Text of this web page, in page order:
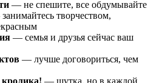
— не спешите, все обдумывайте
творчеством,
— семья и друзья сейчас ваш
— лучше договориться, чем
кролика! — шутка, но в каждой